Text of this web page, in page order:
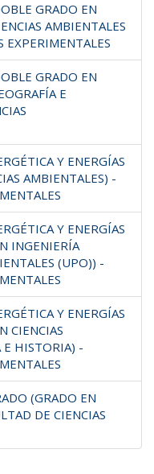
GRADO EN
AMBIENTALES
EXPERIMENTALES
GRADO EN
E
Y ENERGÍAS
AMBIENTALES) -
Y ENERGÍAS
INGENIERÍA
(UPO)) -
Y ENERGÍAS
CIENCIAS
E HISTORIA) -
(GRADO EN
DE CIENCIAS